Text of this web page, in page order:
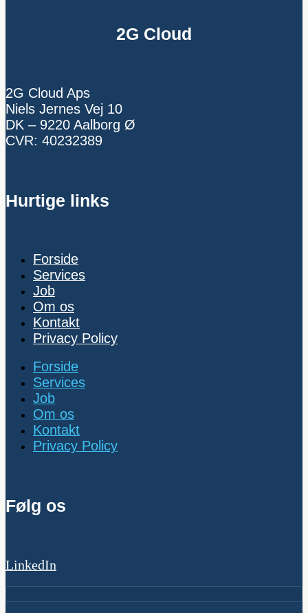
2G Cloud
2G Cloud Aps
Niels Jernes Vej 10
DK – 9220 Aalborg Ø
CVR: 40232389
Hurtige links
Forside
Services
Job
Om os
Kontakt
Privacy Policy
Forside
Services
Job
Om os
Kontakt
Privacy Policy
Følg os
LinkedIn